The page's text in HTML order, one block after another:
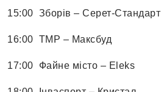
15:00 Зборів – Серет-Стандарт
16:00 ТМР – Максбуд
17:00 Файне місто – Eleks